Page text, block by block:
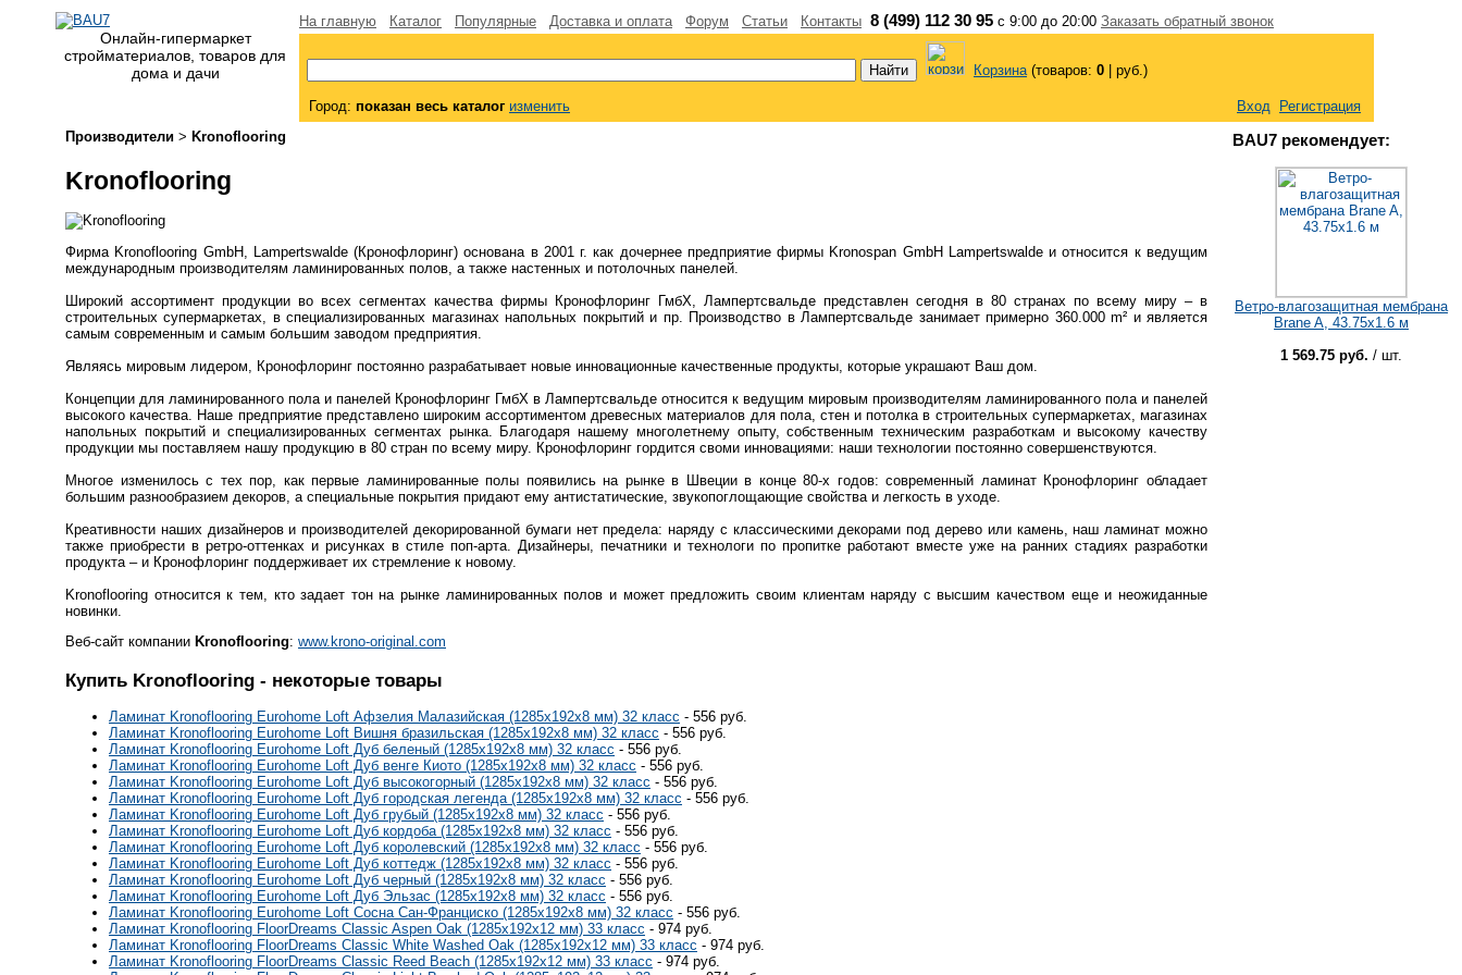
Онлайн-гипермаркет
стройматериалов, товаров для
дома и дачи
На главную Каталог Популярные Доставка и оплата Форум Статьи Контакты 8 (499) 112 30 95 с 9:00 до 20:00 Заказать обратный звонок
Корзина(товаров: 0 руб.)
Город: показан весь каталог изменить Вход
Регистрация
Производители > Kronoflooring
Kronoflooring
Фирма Kronoflooring GmbH, Lampertswalde (Кронофлоринг) основана в 2001 г. как дочернее предприятие фирмы Kronospan GmbH Lampertswalde и относится к ведущим
международным производителям ламинированных полов, а также настенных и потолочных панелей.
Широкий ассортимент продукции во всех сегментах качества фирмы Кронофлоринг ГмбХ, Лампертсвальде представлен сегодня в 80 странах по всему миру – в
строительных супермаркетах, в специализированных магазинах напольных покрытий и пр. Производство в Лампертсвальде занимает примерно 360.000 m² и является
самым современным и самым большим заводом предприятия.
Являясь мировым лидером, Кронофлоринг постоянно разрабатывает новые инновационные качественные продукты, которые украшают Ваш дом.
Концепции для ламинированного пола и панелей Кронофлоринг ГмбХ в Лампертсвальде относится к ведущим мировым производителям ламинированного пола и панелей
высокого качества. Наше предприятие представлено широким ассортиментом древесных материалов для пола, стен и потолка в строительных супермаркетах, магазинах
напольных покрытий и специализированных сегментах рынка. Благодаря нашему многолетнему опыту, собственным техническим разработкам и высокому качеству
продукции мы поставляем нашу продукцию в 80 стран по всему миру. Кронофлоринг гордится своми инновациями: наши технологии постоянно совершенствуются.
Многое изменилось с тех пор, как первые ламинированные полы появились на рынке в Швеции в конце 80-х годов: современный ламинат Кронофлоринг обладает
большим разнообразием декоров, а специальные покрытия придают ему антистатические, звукопоглощающие свойства и легкость в уходе.
Креативности наших дизайнеров и производителей декорированной бумаги нет предела: наряду с классическими декорами под дерево или камень, наш ламинат можно
также приобрести в ретро-оттенках и рисунках в стиле поп-арта. Дизайнеры, печатники и технологи по пропитке работают вместе уже на ранних стадиях разработки
продукта – и Кронофлоринг поддерживает их стремление к новому.
Kronoflooring относится к тем, кто задает тон на рынке ламинированных полов и может предложить своим клиентам наряду с высшим качеством еще и неожиданные
новинки.
Веб-сайт компании Kronoflooring: www.krono-original.com
Купить Kronoflooring - некоторые товары
Ламинат Kronoflooring Eurohome Loft Афзелия Малазийская (1285x192x8 мм) 32 класс - 556 руб.
Ламинат Kronoflooring Eurohome Loft Вишня бразильская (1285x192x8 мм) 32 класс - 556 руб.
Ламинат Kronoflooring Eurohome Loft Дуб беленый (1285x192x8 мм) 32 класс - 556 руб.
Ламинат Kronoflooring Eurohome Loft Дуб венге Киото (1285x192x8 мм) 32 класс - 556 руб.
Ламинат Kronoflooring Eurohome Loft Дуб высокогорный (1285x192x8 мм) 32 класс - 556 руб.
Ламинат Kronoflooring Eurohome Loft Дуб городская легенда (1285x192x8 мм) 32 класс - 556 руб.
Ламинат Kronoflooring Eurohome Loft Дуб грубый (1285x192x8 мм) 32 класс - 556 руб.
Ламинат Kronoflooring Eurohome Loft Дуб кордоба (1285x192x8 мм) 32 класс - 556 руб.
Ламинат Kronoflooring Eurohome Loft Дуб королевский (1285x192x8 мм) 32 класс - 556 руб.
Ламинат Kronoflooring Eurohome Loft Дуб коттедж (1285x192x8 мм) 32 класс - 556 руб.
Ламинат Kronoflooring Eurohome Loft Дуб черный (1285x192x8 мм) 32 класс - 556 руб.
Ламинат Kronoflooring Eurohome Loft Дуб Эльзас (1285x192x8 мм) 32 класс - 556 руб.
Ламинат Kronoflooring Eurohome Loft Сосна Сан-Франциско (1285x192x8 мм) 32 класс - 556 руб.
Ламинат Kronoflooring FloorDreams Classic Aspen Oak (1285x192x12 мм) 33 класс - 974 руб.
Ламинат Kronoflooring FloorDreams Classic White Washed Oak (1285x192x12 мм) 33 класс - 974 руб.
Ламинат Kronoflooring FloorDreams Classic Reed Beach (1285x192x12 мм) 33 класс - 974 руб.
BAU7 рекомендует:
Ветро-влагозащитная мембрана
Brane A, 43.75х1.6 м
1 569.75 руб. / шт.